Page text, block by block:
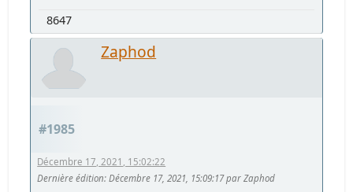
8647
Zaphod
#1985
Décembre 17, 2021, 15:02:22
Dernière édition: Décembre 17, 2021, 15:09:17 par Zaphod